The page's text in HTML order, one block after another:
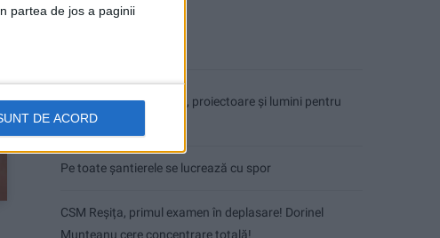
partea de jos a paginii
DE ACORD
Autoutilitară, microbuz, proiectoare și lumini pentru
Teatrul de Vest
Pe toate șantierele se lucrează cu spor
CSM Reșița, primul examen în deplasare! Dorinel
Munteanu cere concentrare totală!